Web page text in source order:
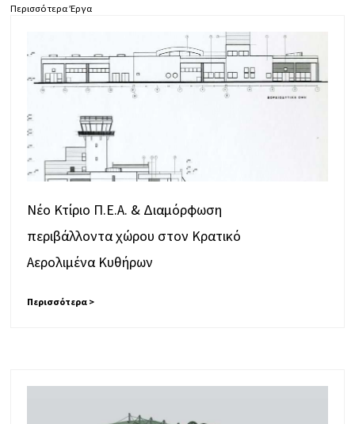
Περισσότερα Έργα
Νέο Κτίριο Π.Ε.Α. & Διαμόρφωση
περιβάλλοντα χώρου στον Κρατικό
Αερολιμένα Κυθήρων
Περισσότερα >